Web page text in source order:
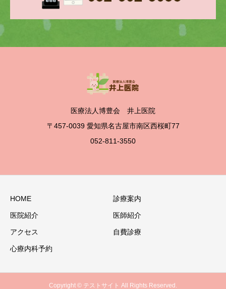
医療法人博豊会 井上医院
〒457-0039 愛知県名古屋市南区西桜町77
052-811-3550
HOME 診療案内
医院紹介 医師紹介
アクセス 自費診療
心療内科予約
Copyright © テストサイト All Rights Reserved.